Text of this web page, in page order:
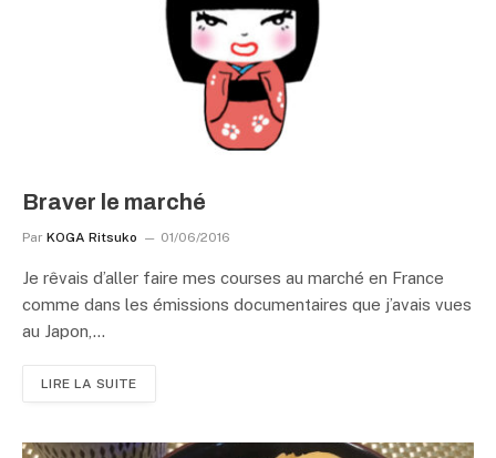
Braver le marché
Par KOGA Ritsuko 01/06/2016
Je rêvais d’aller faire mes courses au marché en France
comme dans les émissions documentaires que j’avais vues
au Japon,…
LIRE LA SUITE